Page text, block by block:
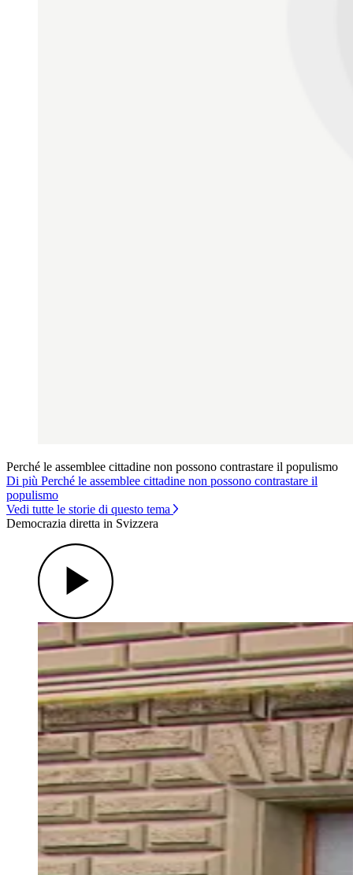
Perché le assemblee cittadine non possono contrastare il populismo
Di più Perché le assemblee cittadine non possono contrastare il
populismo
Vedi tutte le storie di questo tema
Democrazia diretta in Svizzera